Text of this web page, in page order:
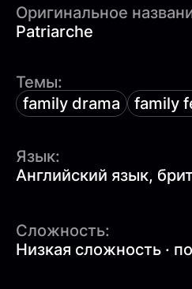
Оригинальное
Patriarche
Темы:
family drama
family
Язык:
Английский язык,
Сложность:
Низкая сложность ·